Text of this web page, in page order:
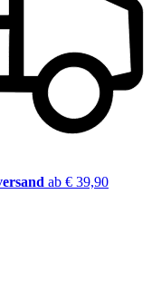
ab € 39,90